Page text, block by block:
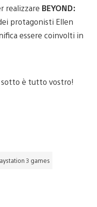
realizzare BEYOND:
protagonisti Ellen
essere coinvolti in
sotto è tutto vostro!
3 games